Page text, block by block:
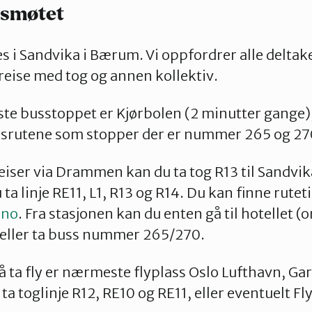
i Sandvika i Bærum. Vi oppfordrer alle
med tog og annen kollektiv.
busstoppet er Kjørbolen (2 minutter
som stopper der er nummer 265 og
via Drammen kan du ta tog R13 til
linje RE11, L1, R13 og R14. Du kan finne
. Fra stasjonen kan du enten gå til hotellet
ta buss nummer 265/270.
ta fly er nærmeste flyplass Oslo Lufthavn,
toglinje R12, RE10 og RE11, eller eventuelt